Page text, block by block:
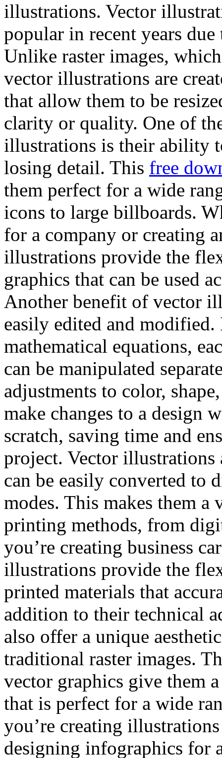
illustrations. Vector
popular in recent years
Unlike raster images,
vector illustrations are
that allow them to be
clarity or quality. One of
illustrations is their ability
losing detail. This free
them perfect for a wide
icons to large billboards.
for a company or creating
illustrations provide the
graphics that can be used
Another benefit of vector
easily edited and modified.
mathematical equations,
can be manipulated
adjustments to color,
make changes to a design
scratch, saving time and
project. Vector
can be easily converted to
modes. This makes them
printing methods, from
you’re creating business
illustrations provide the
printed materials that
addition to their technical
also offer a unique
traditional raster images.
vector graphics give them
that is perfect for a wide
you’re creating
designing infographics for